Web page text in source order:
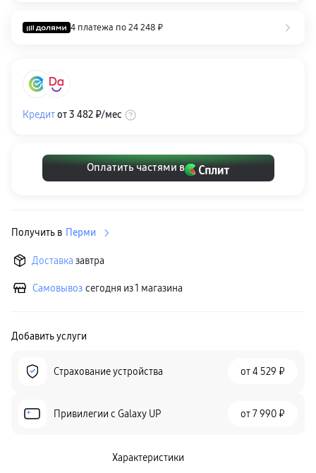
Клавиатуры
пвз
4 платежа по24 248 ₽
Кредитот3 482 ₽/мес
Оплатить частями в
Получить в Перми
Доставка завтра
Самовывоз сегодня из 1 магазина
Добавить услуги
Страхование устройства от4 529 ₽
Привилегии c Galaxy UP от7 990 ₽
Характеристики